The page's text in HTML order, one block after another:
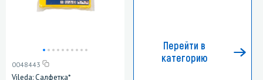
0048443
Vileda: Салфетка*
Перейти в
категорию